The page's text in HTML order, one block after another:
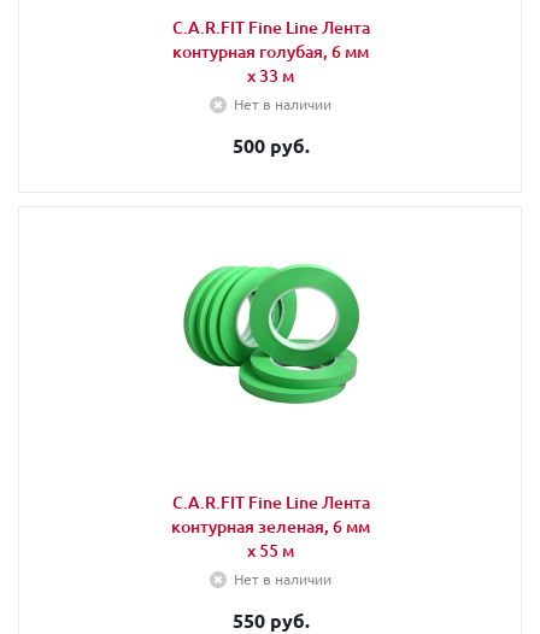
C.A.R.FIT Fine Line Лента
контурная голубая, 6 мм
х 33 м
Нет в наличии
500 руб.
C.A.R.FIT Fine Line Лента
контурная зеленая, 6 мм
х 55 м
Нет в наличии
550 руб.